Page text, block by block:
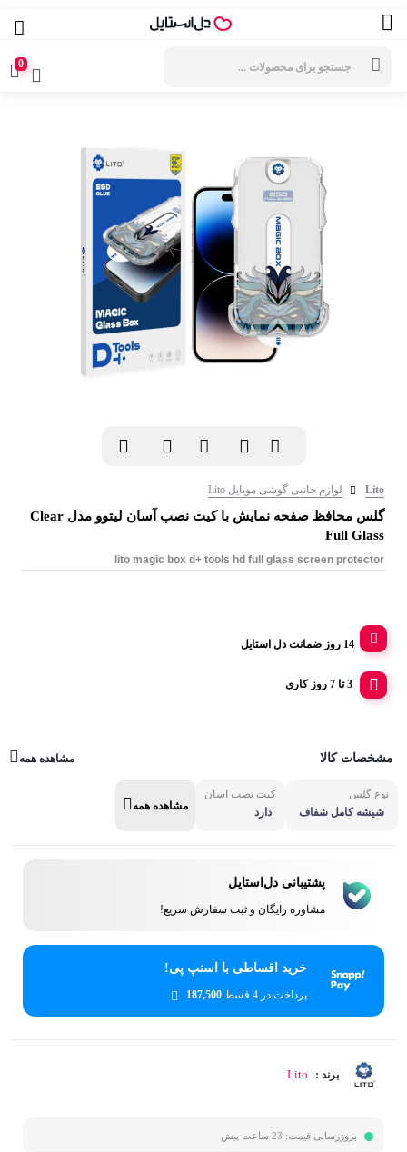
0
Lito لوازم جانبی گوشی موبایل Lito
گلس محافظ صفحه نمایش با کیت نصب آسان لیتوو مدل Clear
Full Glass
lito magic box d+ tools hd full glass screen protector
14 روز ضمانت دل استایل
3 تا 7 روز کاری
مشخصات کالا مشاهده همه
نوع گلس
شیشه کامل شفاف
کیت نصب آسان
دارد
مشاهده همه
پشتیبانی دل‌استایل
مشاوره رایگان و ثبت سفارش سریع!
خرید اقساطی با اسنپ پی!
پرداخت در 4 قسط 187,500
برند : Lito
بروزرسانی قیمت: 23 ساعت پیش